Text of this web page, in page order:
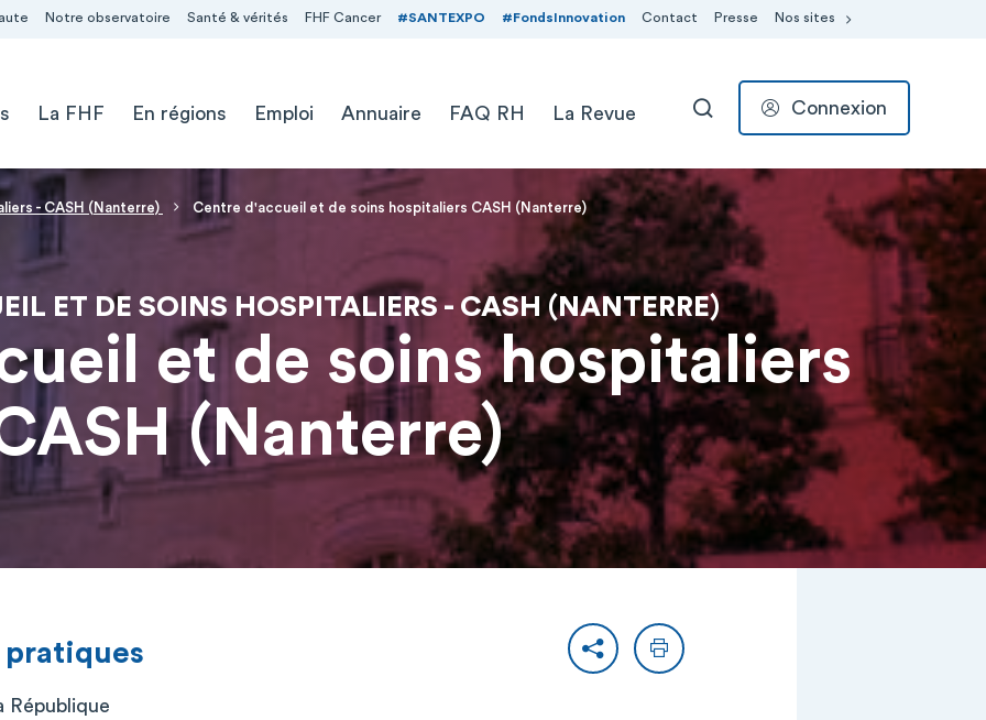
Notre observatoire Santé & vérités FHF Cancer #SANTEXPO #FondsInnovation Contact Presse Nos sites
La FHF En régions Emploi Annuaire FAQ RH La Revue RECHERCHER
Connexion
- CASH (Nanterre) Centre d'accueil et de soins hospitaliers CASH (Nanterre)
ET DE SOINS HOSPITALIERS - CASH (NANTERRE)
et de soins hospitaliers
(Nanterre)
PartagerImprimer
République